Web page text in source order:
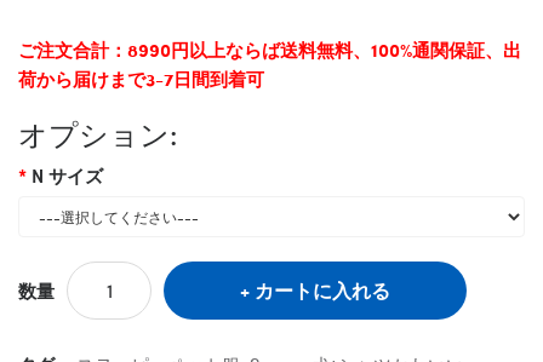
ご注文合計：8990円以上ならば送料無料、100%通関保証、出
荷から届けまで3-7日間到着可
オプション:
N サイズ
数量 カートに入れる